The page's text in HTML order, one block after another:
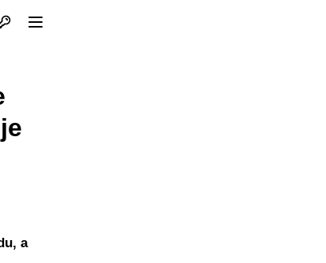
Otvori profil
a